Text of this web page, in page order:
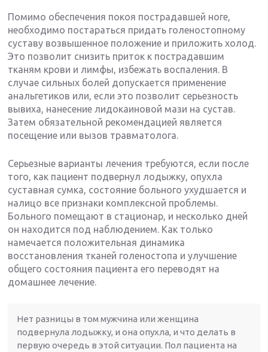
Помимо обеспечения покоя пострадавшей ноге,
необходимо постараться придать голеностопному
суставу возвышенное положение и приложить холод.
Это позволит снизить приток к пострадавшим
тканям крови и лимфы, избежать воспаления. В
случае сильных болей допускается применение
анальгетиков или, если это позволит серьезность
вывиха, нанесение лидокаиновой мази на сустав.
Затем обязательной рекомендацией является
посещение или вызов травматолога.
Серьезные варианты лечения требуются, если после
того, как пациент подвернул лодыжку, опухла
суставная сумка, состояние больного ухудшается и
налицо все признаки комплексной проблемы.
Больного помещают в стационар, и несколько дней
он находится под наблюдением. Как только
намечается положительная динамика
восстановления тканей голеностопа и улучшение
общего состояния пациента его переводят на
домашнее лечение.
Нет разницы в том мужчина или женщина
подвернула лодыжку, и она опухла, и что делать в
первую очередь в этой ситуации. Пол пациента на